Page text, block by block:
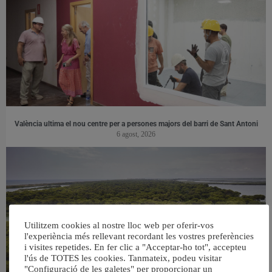
València ultima el nou centre per a persones majors del barri de Sant Antoni
6 agost, 2026
Utilitzem cookies al nostre lloc web per oferir-vos
l'experiència més rellevant recordant les vostres preferències
i visites repetides. En fer clic a "Acceptar-ho tot", accepteu
l'ús de TOTES les cookies. Tanmateix, podeu visitar
"Configuració de les galetes" per proporcionar un